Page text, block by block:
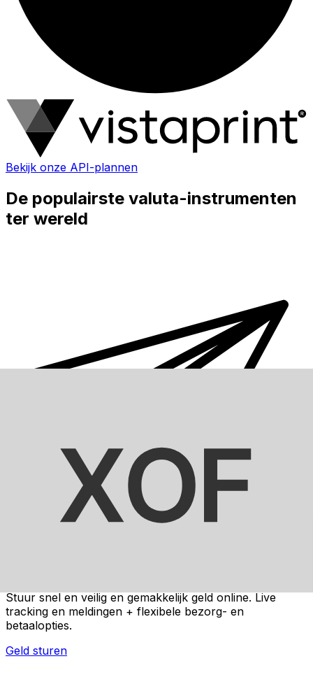
Bekijk onze API-plannen
De populairste valuta-instrumenten
ter wereld
Stuur snel en veilig en gemakkelijk geld online. Live
tracking en meldingen + flexibele bezorg- en
betaalopties.
Geld sturen